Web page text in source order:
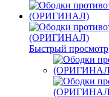
Быстрый просмотр